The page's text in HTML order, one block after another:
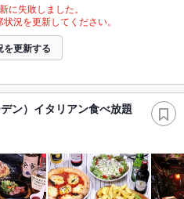
に失敗しました。
況を更新してください。
を更新する
）イタリアン食べ放題